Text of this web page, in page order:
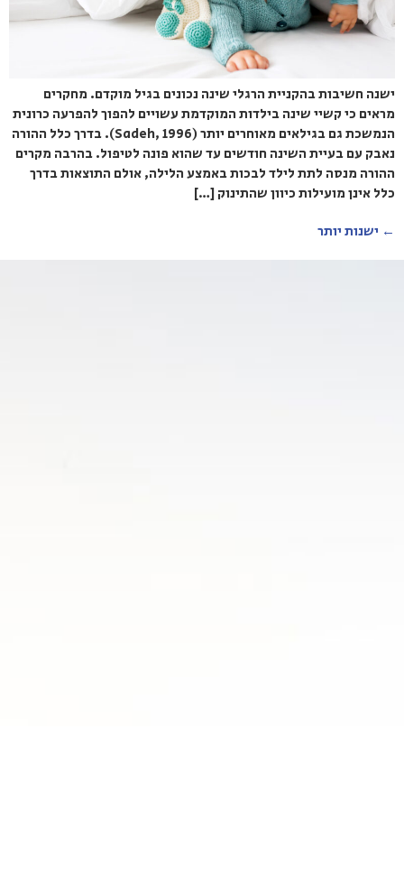
ישנה חשיבות בהקניית הרגלי שינה נכונים בגיל מוקדם. מחקרים
מראים כי קשיי שינה בילדות המוקדמת עשויים להפוך להפרעה כרונית
הנמשכת גם בגילאים מאוחרים יותר (Sadeh, 1996). בדרך כלל ההורה
נאבק עם בעיית השינה חודשים עד שהוא פונה לטיפול. בהרבה מקרים
ההורה מנסה לתת לילד לבכות באמצע הלילה, אולם התוצאות בדרך
כלל אינן מועילות כיוון שהתינוק […]
← ישנות יותר